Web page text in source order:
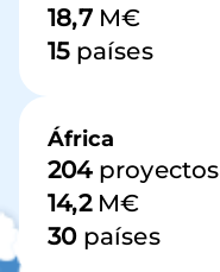
18,7M€
15países
África
204proyectos
14,2M€
30países